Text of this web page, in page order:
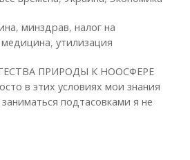
, минздрав, налог на
медицина, утилизация
ПРИРОДЫ К НООСФЕРЕ
в этих условиях мои знания
подтасовками я не